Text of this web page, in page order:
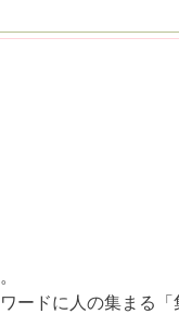
ードに人の集まる